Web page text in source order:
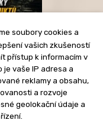
soubory cookies a
vašich zkušeností
přístup k informacím v
vaše IP adresa a
reklamy a obsahu,
a rozvoje
geolokační údaje a